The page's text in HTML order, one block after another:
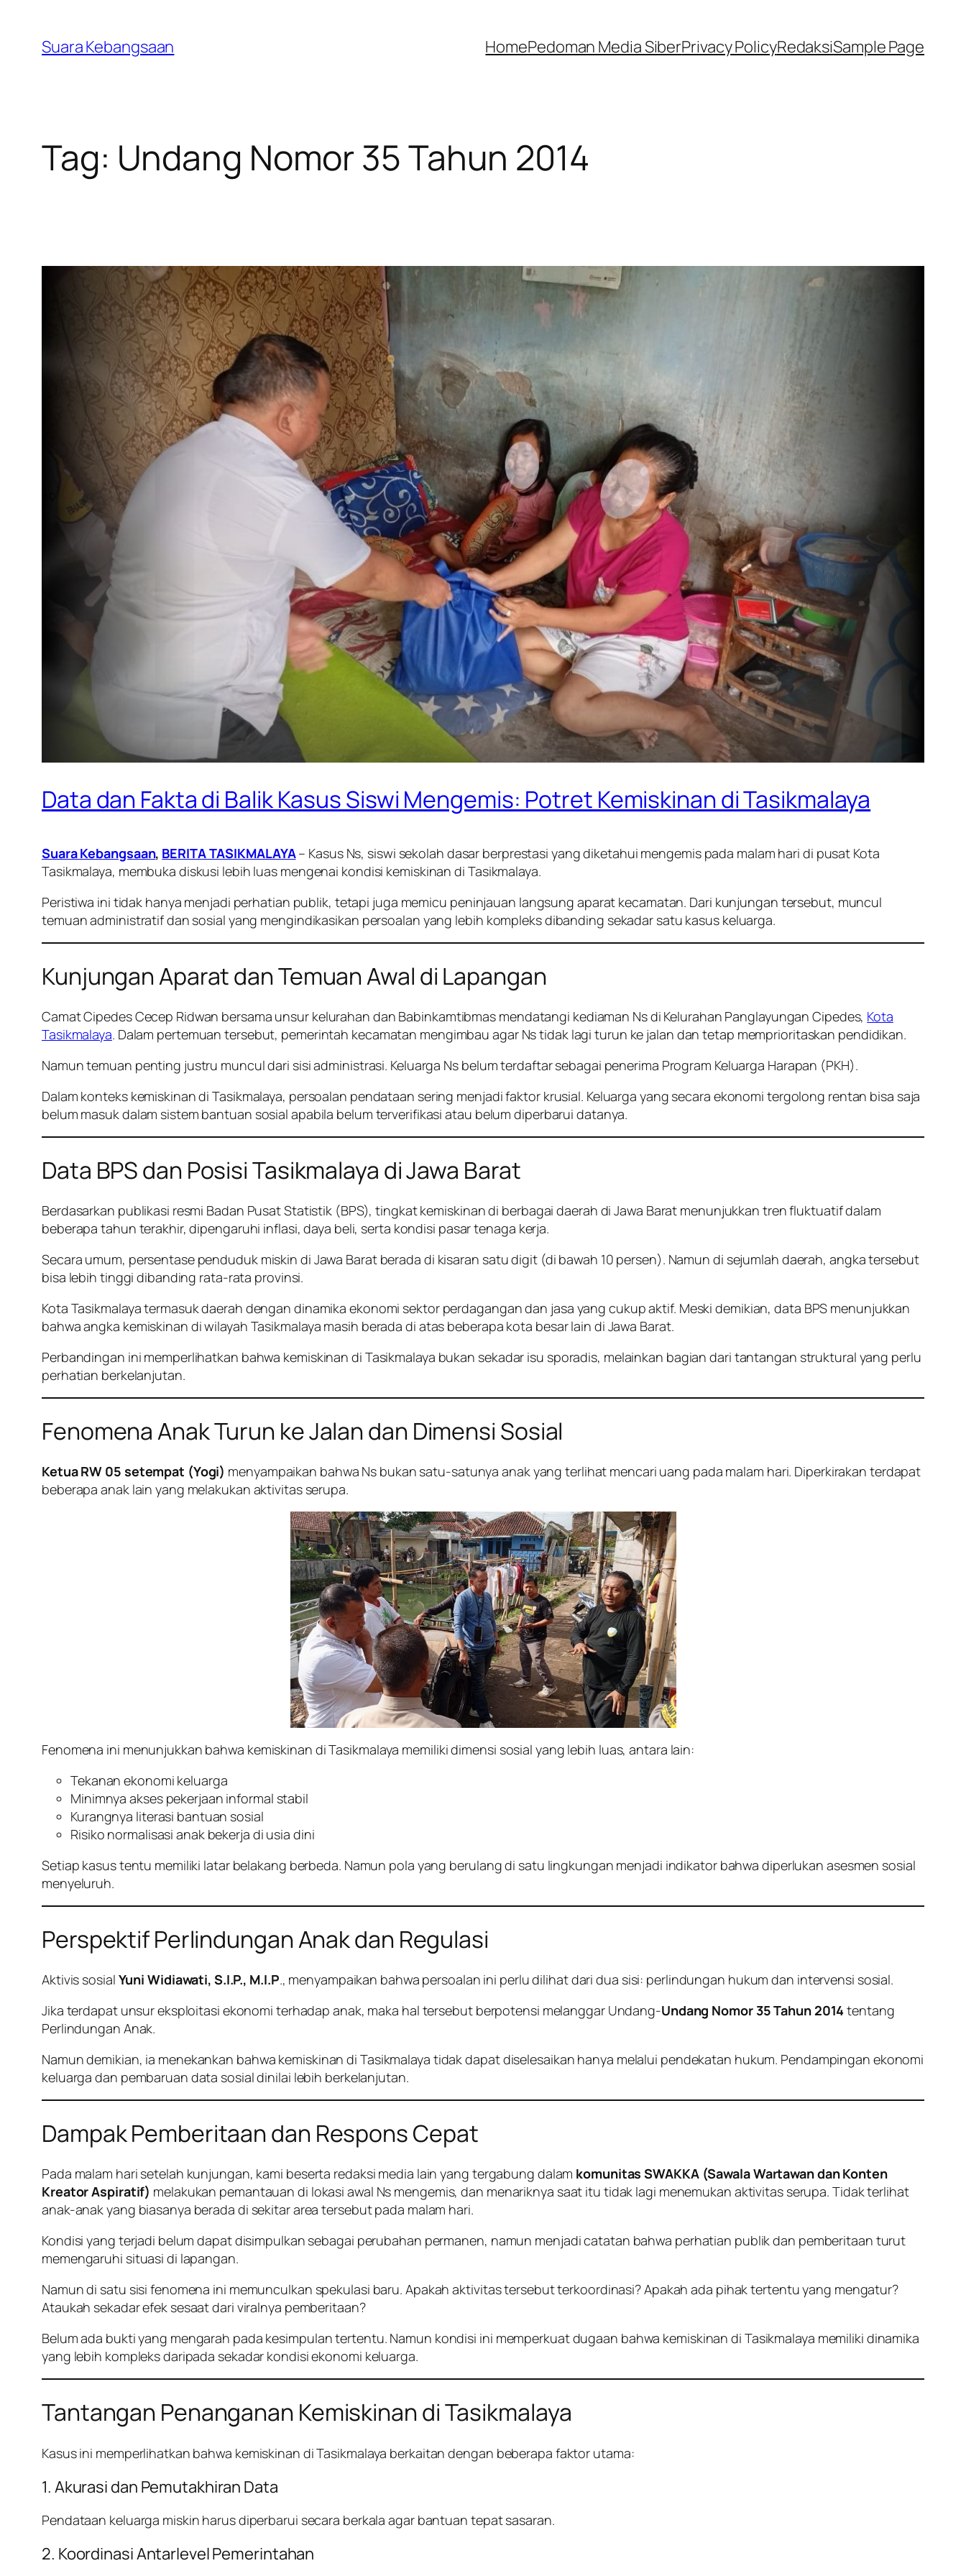
konten
Suara Kebangsaan HomePedoman Media SiberPrivacy PolicyRedaksiSample Page
Tag: Undang Nomor 35 Tahun 2014
Data dan Fakta di Balik Kasus Siswi Mengemis: Potret Kemiskinan di Tasikmalaya
Suara Kebangsaan, BERITA TASIKMALAYA– Kasus Ns, siswi sekolah dasar berprestasi yang diketahui mengemis pada malam hari di pusat Kota
Tasikmalaya, membuka diskusi lebih luas mengenai kondisi kemiskinan di Tasikmalaya.
Peristiwa ini tidak hanya menjadi perhatian publik, tetapi juga memicu peninjauan langsung aparat kecamatan. Dari kunjungan tersebut, muncul
temuan administratif dan sosial yang mengindikasikan persoalan yang lebih kompleks dibanding sekadar satu kasus keluarga.
Kunjungan Aparat dan Temuan Awal di Lapangan
Camat Cipedes Cecep Ridwan bersama unsur kelurahan dan Babinkamtibmas mendatangi kediaman Ns di Kelurahan Panglayungan Cipedes, Kota
Tasikmalaya. Dalam pertemuan tersebut, pemerintah kecamatan mengimbau agar Ns tidak lagi turun ke jalan dan tetap memprioritaskan pendidikan.
Namun temuan penting justru muncul dari sisi administrasi. Keluarga Ns belum terdaftar sebagai penerima Program Keluarga Harapan (PKH).
Dalam konteks kemiskinan di Tasikmalaya, persoalan pendataan sering menjadi faktor krusial. Keluarga yang secara ekonomi tergolong rentan bisa saja
belum masuk dalam sistem bantuan sosial apabila belum terverifikasi atau belum diperbarui datanya.
Data BPS dan Posisi Tasikmalaya di Jawa Barat
Berdasarkan publikasi resmi Badan Pusat Statistik (BPS), tingkat kemiskinan di berbagai daerah di Jawa Barat menunjukkan tren fluktuatif dalam
beberapa tahun terakhir, dipengaruhi inflasi, daya beli, serta kondisi pasar tenaga kerja.
Secara umum, persentase penduduk miskin di Jawa Barat berada di kisaran satu digit (di bawah 10 persen). Namun di sejumlah daerah, angka tersebut
bisa lebih tinggi dibanding rata-rata provinsi.
Kota Tasikmalaya termasuk daerah dengan dinamika ekonomi sektor perdagangan dan jasa yang cukup aktif. Meski demikian, data BPS menunjukkan
bahwa angka kemiskinan di wilayah Tasikmalaya masih berada di atas beberapa kota besar lain di Jawa Barat.
Perbandingan ini memperlihatkan bahwa kemiskinan di Tasikmalaya bukan sekadar isu sporadis, melainkan bagian dari tantangan struktural yang perlu
perhatian berkelanjutan.
Fenomena Anak Turun ke Jalan dan Dimensi Sosial
Ketua RW 05 setempat (Yogi) menyampaikan bahwa Ns bukan satu-satunya anak yang terlihat mencari uang pada malam hari. Diperkirakan terdapat
beberapa anak lain yang melakukan aktivitas serupa.
Fenomena ini menunjukkan bahwa kemiskinan di Tasikmalaya memiliki dimensi sosial yang lebih luas, antara lain:
Tekanan ekonomi keluarga
Minimnya akses pekerjaan informal stabil
Kurangnya literasi bantuan sosial
Risiko normalisasi anak bekerja di usia dini
Setiap kasus tentu memiliki latar belakang berbeda. Namun pola yang berulang di satu lingkungan menjadi indikator bahwa diperlukan asesmen sosial
menyeluruh.
Perspektif Perlindungan Anak dan Regulasi
Aktivis sosial Yuni Widiawati, S.I.P., M.I.P., menyampaikan bahwa persoalan ini perlu dilihat dari dua sisi: perlindungan hukum dan intervensi sosial.
Jika terdapat unsur eksploitasi ekonomi terhadap anak, maka hal tersebut berpotensi melanggar Undang-Undang Nomor 35 Tahun 2014 tentang
Perlindungan Anak.
Namun demikian, ia menekankan bahwa kemiskinan di Tasikmalaya tidak dapat diselesaikan hanya melalui pendekatan hukum. Pendampingan ekonomi
keluarga dan pembaruan data sosial dinilai lebih berkelanjutan.
Dampak Pemberitaan dan Respons Cepat
Pada malam hari setelah kunjungan, kami beserta redaksi media lain yang tergabung dalam komunitas SWAKKA (Sawala Wartawan dan Konten
Kreator Aspiratif) melakukan pemantauan di lokasi awal Ns mengemis, dan menariknya saat itu tidak lagi menemukan aktivitas serupa. Tidak terlihat
anak-anak yang biasanya berada di sekitar area tersebut pada malam hari.
Kondisi yang terjadi belum dapat disimpulkan sebagai perubahan permanen, namun menjadi catatan bahwa perhatian publik dan pemberitaan turut
memengaruhi situasi di lapangan.
Namun di satu sisi fenomena ini memunculkan spekulasi baru. Apakah aktivitas tersebut terkoordinasi? Apakah ada pihak tertentu yang mengatur?
Ataukah sekadar efek sesaat dari viralnya pemberitaan?
Belum ada bukti yang mengarah pada kesimpulan tertentu. Namun kondisi ini memperkuat dugaan bahwa kemiskinan di Tasikmalaya memiliki dinamika
yang lebih kompleks daripada sekadar kondisi ekonomi keluarga.
Tantangan Penanganan Kemiskinan di Tasikmalaya
Kasus ini memperlihatkan bahwa kemiskinan di Tasikmalaya berkaitan dengan beberapa faktor utama:
1. Akurasi dan Pemutakhiran Data
Pendataan keluarga miskin harus diperbarui secara berkala agar bantuan tepat sasaran.
2. Koordinasi Antarlevel Pemerintahan